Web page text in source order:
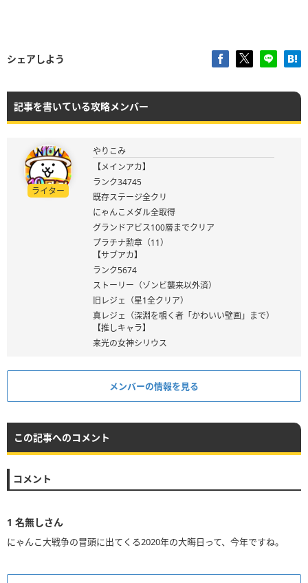
シェアしよう
記事を書いている攻略メンバー
ライター
やりこみ
【メインアカ】
ランク34745
既存ステージ全クリ
にゃんこメダル全取得
グランドアビス100層までクリア
プラチナ勲章（11）
【サブアカ】
ランク5674
ストーリー（ゾンビ襲来以外済）
旧レジェ（星1全クリア）
真レジェ（深淵を覗く者「かわいい壁画」まで）
【推しキャラ】
来光の女神シリウス
メンバーの情報を見る
この記事へのコメント
コメント
1 名無しさん
にゃんこ大戦争の冒頭に出てくる2020年の大晦日って、今年ですね。